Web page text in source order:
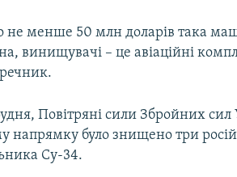
менше 50 млн доларів така
винищувачі – це авіаційні
Повітряні сили Збройних
напрямку було знищено три
Су-34.